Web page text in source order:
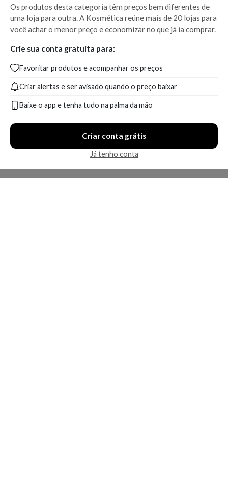
Os produtos desta categoria têm preços bem diferentes de
uma loja para outra. A Kosmética reúne mais de 20 lojas para
você achar o menor preço e economizar no que já ia comprar.
Crie sua conta gratuita para:
Favoritar produtos e acompanhar os preços
Criar alertas e ser avisado quando o preço baixar
Baixe o app e tenha tudo na palma da mão
Criar conta grátis
Já tenho conta